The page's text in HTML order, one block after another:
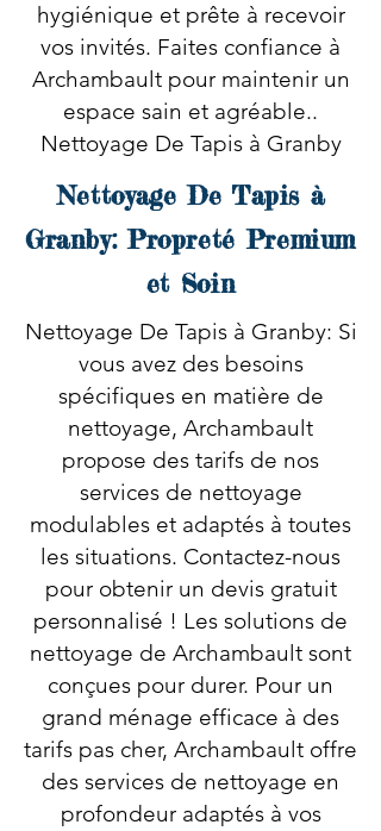
hygiénique et prête à recevoir
vos invités. Faites confiance à
Archambault pour maintenir un
espace sain et agréable..
Nettoyage De Tapis à Granby
Nettoyage De Tapis à
Granby: Propreté Premium
et Soin
Nettoyage De Tapis à Granby: Si
vous avez des besoins
spécifiques en matière de
nettoyage, Archambault
propose des tarifs de nos
services de nettoyage
modulables et adaptés à toutes
les situations. Contactez-nous
pour obtenir un devis gratuit
personnalisé ! Les solutions de
nettoyage de Archambault sont
conçues pour durer. Pour un
grand ménage efficace à des
tarifs pas cher, Archambault offre
des services de nettoyage en
profondeur adaptés à vos